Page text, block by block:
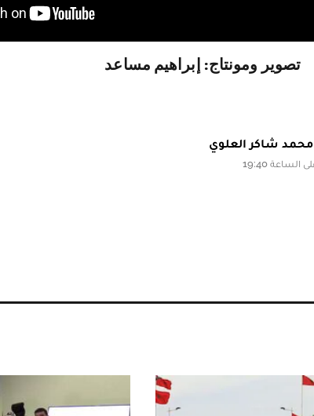
تصوير ومونتاج: إبراهيم مساعد
محمد شاكر العلوي